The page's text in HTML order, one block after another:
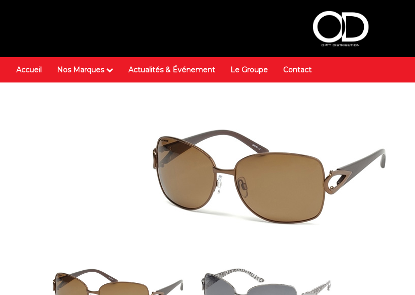
Accueil Nos Marques Actualités & Événement Le Groupe Contact